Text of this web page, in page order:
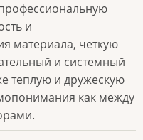
и
материала, четкую
и системный
теплую и дружескую
как между